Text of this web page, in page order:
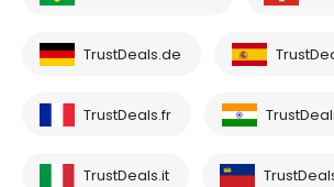
TrustDeals.de
TrustDeals.fr
TrustDeals.it